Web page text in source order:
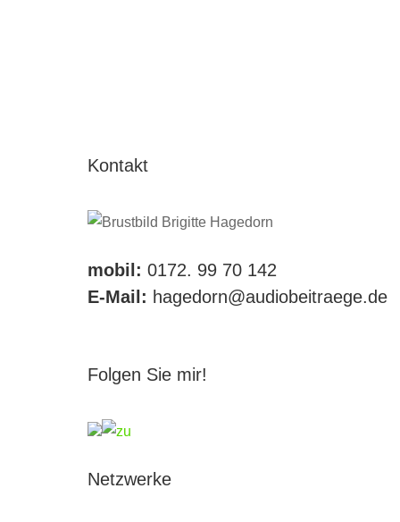
Kontakt
mobil: 0172. 99 70 142
E-Mail: hagedorn@audiobeitraege.de
Folgen Sie mir!
Netzwerke